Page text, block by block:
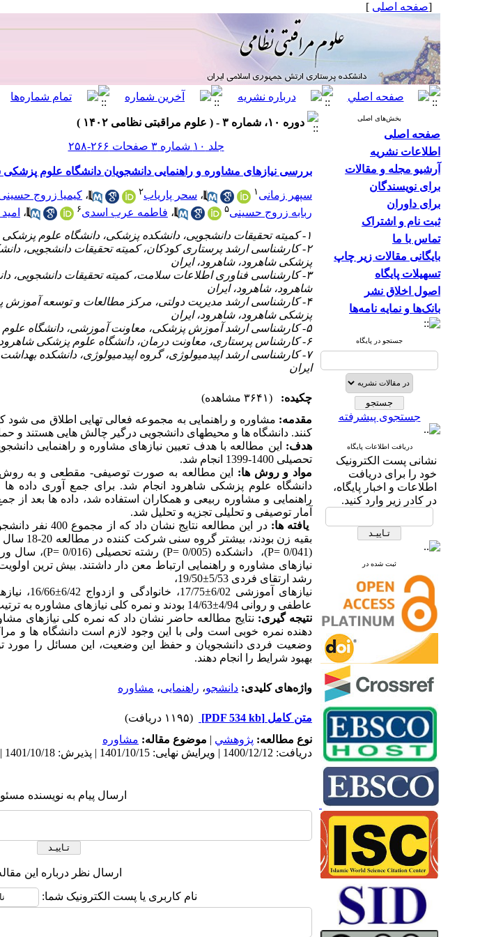
[صفحه اصلی ]
بخش‌های اصلی
صفحه اصلی
اطلاعات نشریه
آرشیو مجله و مقالات
برای نویسندگان
برای داوران
ثبت نام و اشتراک
تماس با ما
بایگانی مقالات زیر چاپ
تسهیلات پایگاه
اصول اخلاق نشر
بانک‌ها و نمایه نامه‌ها
جستجو در پایگاه
جستجوی پیشرفته
دریافت اطلاعات پایگاه
نشانی پست الکترونیک
خود را برای دریافت
اطلاعات و اخبار پایگاه،
در کادر زیر وارد کنید.
ثبت شده در
دوره ۱۰، شماره ۳ - ( علوم مراقبتی نظامی ۱۴۰۲ )
جلد ۱۰ شماره ۳ صفحات ۲۶۶-۲۵۸
بررسی نیازهای مشاوره و راهنمایی دانشجویان دانشگاه علوم پزشکی
سپهر زمانی ۱ ، سحر پاریاب۲ ، کیمیا زروج
ربابه زروج حسینی۵ ، فاطمه عرب اسدی۶ ،
۱- کمیته تحقیقات دانشجویی، دانشکده پزشکی، دانشگاه علوم پزشکی شاهرود، شاهرود، ایران
۲- کارشناسی ارشد پرستاری کودکان، کمیته تحقیقات دانشجویی،
پزشکی شاهرود، شاهرود، ایران
۳- کارشناسی فناوری اطلاعات سلامت، کمیته تحقیقات دانشجویی،
شاهرود، شاهرود، ایران
۴- کارشناسی ارشد مدیریت دولتی، مرکز مطالعات و توسعه
پزشکی شاهرود، شاهرود، ایران
۵- کارشناسی ارشد آموزش پزشکی، معاونت آموزشی، دانشگاه علوم پزشکی شاهرود، شاهرود، ایران
۶- کارشناس پرستاری، معاونت درمان، دانشگاه علوم پزشکی شاهرود، شاهرود، ایران
۷- کارشناسی ارشد اپیدمیولوژی، گروه اپیدمیولوژی، دانشکده
ایران
چکیده:
(۳۶۴۱ مشاهده)
مقدمه: مشاوره و راهنمایی به مجموعه فعالی تهایی اطلاق می شود
کنند. دانشگاه ها و محیطهای دانشجویی درگیر چالش هایی هستند و
هدف: این مطالعه با هدف تعیین نیازهای مشاوره و راهنمایی
تحصیلی 1400-1399 انجام شد.
مواد و روش ها:
دانشگاه علوم پزشکی شاهرود انجام شد. برای جمع آوری داده
آمار توصیفی و تحلیلی تجزیه و تحلیل شد.
یافته ها:
نیازهای مشاوره و راهنمایی ارتباط معن دار داشتند. بیش ترین
رشد ارتقای فردی 5/53±19/50،
عاطفی و روانی 4/94±14/63 بودند و نمره کلی نیازهای مشاوره به ترتیب 23/28±84/87 بودند.
نتیجه گیری:
دهنده نمره خوبی است ولی با این وجود لازم است دانشگاه ها و
وضعیت فردی دانشجویان و حفظ این وضعیت، این مسائل را مورد
بهبود شرایط را انجام دهند.
واژه‌های کلیدی: دانشجو، راهنمایی، مشاوره
متن کامل [PDF 534 kb]
(۱۱۹۵ دریافت)
نوع مطالعه: پژوهشي | موضوع مقاله: مشاوره
دریافت: 1400/12/12 | ویرایش نهایی: 1401/10/15 | پذیرش: 1401/10/18 | انتشار: 1402/7/10
ارسال پیام به نویسنده
ارسال نظر درباره این
نام کاربری یا پست الکترونیک شما: